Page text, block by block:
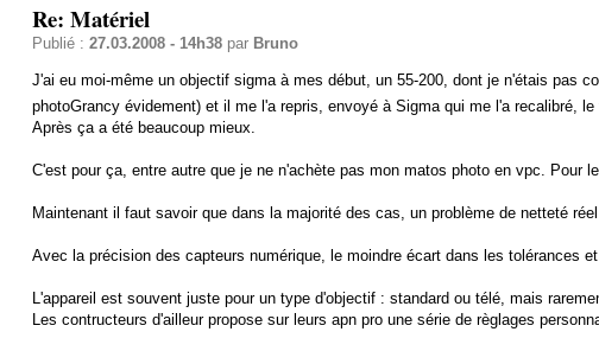
Re: Matériel
Publié : 27.03.2008 - 14h38par Bruno
J'ai eu moi-même un objectif sigma à mes début, un 55-200, dont je n'étais pas
photoGrancy évidement) et il me l'a repris, envoyé à Sigma qui me l'a recalibré, le
Après ça a été beaucoup mieux.
C'est pour ça, entre autre que je ne n'achète pas mon matos photo en vpc. Pour
Maintenant il faut savoir que dans la majorité des cas, un problème de netteté
Avec la précision des capteurs numérique, le moindre écart dans les tolérances
L'appareil est souvent juste pour un type d'objectif : standard ou télé, mais
Les contructeurs d'ailleur propose sur leurs apn pro une série de règlages